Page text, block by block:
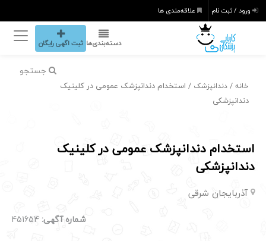
ورود / ثبت نام علاقه‌مندی ها
دسته‌بندی‌ها ثبت اگهی رایگان
جستجو
خانه /دندانپزشک / استخدام دندانپزشک عمومی در کلینیک
دندانپزشکی
استخدام دندانپزشک عمومی در کلینیک
دندانپزشکی
آذربایجان شرقی
شماره آگهی: 451654